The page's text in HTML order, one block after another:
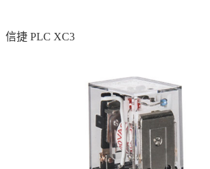
信捷 PLC XC3